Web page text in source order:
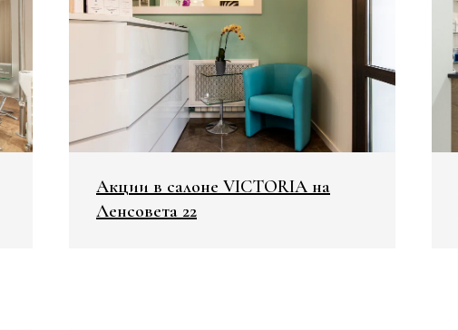
Акции в салоне VICTORIA на
Ленсовета 22